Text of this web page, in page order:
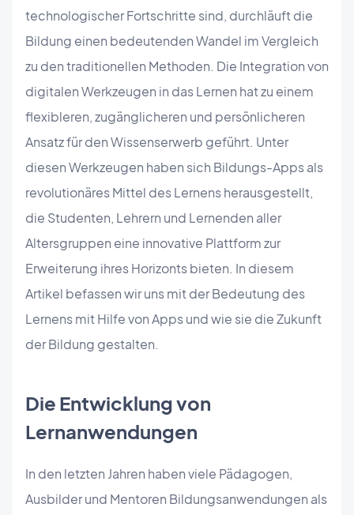
technologischer Fortschritte sind, durchläuft die
Bildung einen bedeutenden Wandel im Vergleich
zu den traditionellen Methoden. Die Integration von
digitalen Werkzeugen in das Lernen hat zu einem
flexibleren, zugänglicheren und persönlicheren
Ansatz für den Wissenserwerb geführt. Unter
diesen Werkzeugen haben sich Bildungs-Apps als
revolutionäres Mittel des Lernens herausgestellt,
die Studenten, Lehrern und Lernenden aller
Altersgruppen eine innovative Plattform zur
Erweiterung ihres Horizonts bieten. In diesem
Artikel befassen wir uns mit der Bedeutung des
Lernens mit Hilfe von Apps und wie sie die Zukunft
der Bildung gestalten.
Die Entwicklung von
Lernanwendungen
In den letzten Jahren haben viele Pädagogen,
Ausbilder und Mentoren Bildungsanwendungen als